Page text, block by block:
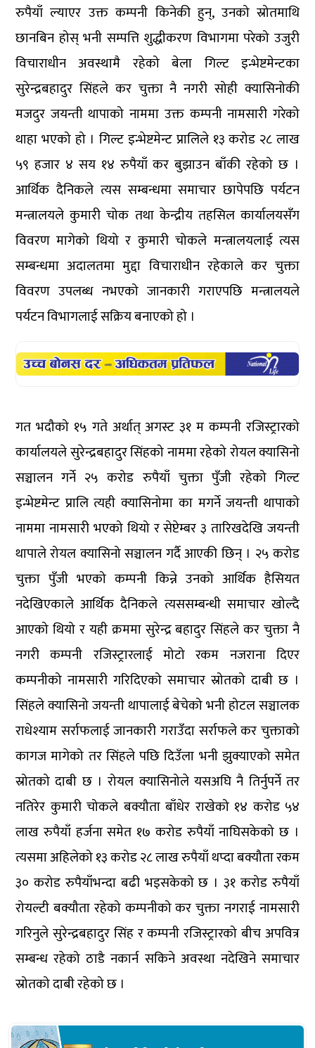
रुपैयाँ ल्याएर उक्त कम्पनी किनेकी हुन्, उनको स्रोतमाथि
छानबिन होस् भनी सम्पत्ति शुद्धीकरण विभागमा परेको उजुरी
विचाराधीन अवस्थामै रहेको बेला गिल्ट इन्भेष्टमेन्टका
सुरेन्द्रबहादुर सिंहले कर चुक्ता नै नगरी सोही क्यासिनोकी
मजदुर जयन्ती थापाको नाममा उक्त कम्पनी नामसारी गरेको
थाहा भएको हो । गिल्ट इन्भेष्टमेन्ट प्रालिले १३ करोड २८ लाख
५९ हजार ४ सय १४ रुपैयाँ कर बुझाउन बाँकी रहेको छ ।
आर्थिक दैनिकले त्यस सम्बन्धमा समाचार छापेपछि पर्यटन
मन्त्रालयले कुमारी चोक तथा केन्द्रीय तहसिल कार्यालयसँग
विवरण मागेको थियो र कुमारी चोकले मन्त्रालयलाई त्यस
सम्बन्धमा अदालतमा मुद्दा विचाराधीन रहेकाले कर चुक्ता
विवरण उपलब्ध नभएको जानकारी गराएपछि मन्त्रालयले
पर्यटन विभागलाई सक्रिय बनाएको हो ।
गत भदौको १५ गते अर्थात् अगस्ट ३१ म कम्पनी रजिस्ट्रारको
कार्यालयले सुरेन्द्रबहादुर सिंहको नाममा रहेको रोयल क्यासिनो
सञ्चालन गर्ने २५ करोड रुपैयाँ चुक्ता पुँजी रहेको गिल्ट
इन्भेष्टमेन्ट प्रालि त्यही क्यासिनोमा का मगर्ने जयन्ती थापाको
नाममा नामसारी भएको थियो र सेप्टेम्बर ३ तारिखदेखि जयन्ती
थापाले रोयल क्यासिनो सञ्चालन गर्दै आएकी छिन् । २५ करोड
चुक्ता पुँजी भएको कम्पनी किन्ने उनको आर्थिक हैसियत
नदेखिएकाले आर्थिक दैनिकले त्यससम्बन्धी समाचार खोल्दै
आएको थियो र यही क्रममा सुरेन्द्र बहादुर सिंहले कर चुक्ता नै
नगरी कम्पनी रजिस्ट्रारलाई मोटो रकम नजराना दिएर
कम्पनीको नामसारी गरिदिएको समाचार स्रोतको दाबी छ ।
सिंहले क्यासिनो जयन्ती थापालाई बेचेको भनी होटल सञ्चालक
राधेश्याम सर्राफलाई जानकारी गराउँदा सर्राफले कर चुक्ताको
कागज मागेको तर सिंहले पछि दिउँला भनी झुक्याएको समेत
स्रोतको दाबी छ । रोयल क्यासिनोले यसअघि नै तिर्नुपर्ने तर
नतिरेर कुमारी चोकले बक्यौता बाँधेर राखेको १४ करोड ५४
लाख रुपैयाँ हर्जना समेत १७ करोड रुपैयाँ नाघिसकेको छ ।
त्यसमा अहिलेको १३ करोड २८ लाख रुपैयाँ थप्दा बक्यौता रकम
३० करोड रुपैयाँभन्दा बढी भइसकेको छ । ३१ करोड रुपैयाँ
रोयल्टी बक्यौता रहेको कम्पनीको कर चुक्ता नगराई नामसारी
गरिनुले सुरेन्द्रबहादुर सिंह र कम्पनी रजिस्ट्रारको बीच अपवित्र
सम्बन्ध रहेको ठाडै नकार्न सकिने अवस्था नदेखिने समाचार
स्रोतको दाबी रहेको छ ।